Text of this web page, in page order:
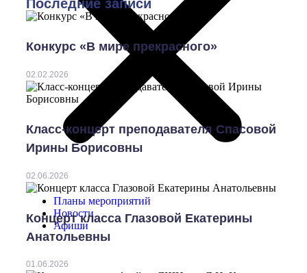
Планы мероприятий
Новости
Афиши
Последние записи
Конкурс «В мире прекрасного»
02.02.2026
Класс-концерт преподавателя Спасовой
Ирины Борисовны
02.06.2026
Концерт класса Глазовой Екатерины
Анатольевны
01.06.2026